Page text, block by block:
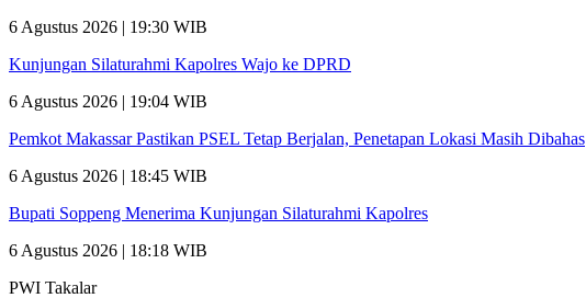
6 Agustus 2026 | 19:30 WIB
Kunjungan Silaturahmi Kapolres Wajo ke DPRD
6 Agustus 2026 | 19:04 WIB
Pemkot Makassar Pastikan PSEL Tetap Berjalan, Penetapan Lokasi Masih Dibahas
6 Agustus 2026 | 18:45 WIB
Bupati Soppeng Menerima Kunjungan Silaturahmi Kapolres
6 Agustus 2026 | 18:18 WIB
PWI Takalar